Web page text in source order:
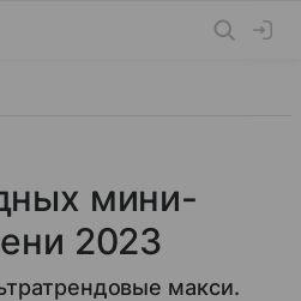
мини-
2023
макси.